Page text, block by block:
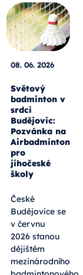
08. 06. 2026
Světový
badminton v
srdci
Budějovic:
Pozvánka na
Airbadminton
pro
jihočeské
školy
České
Budějovice se
v červnu
2026 stanou
dějištěm
mezinárodního